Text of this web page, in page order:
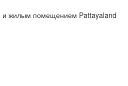
и жилым помещением Pattayaland